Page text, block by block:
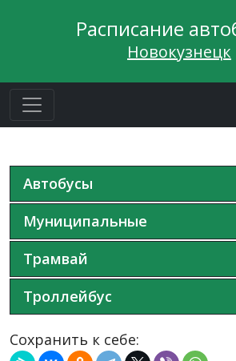
Расписание
Новокузнецк
Сохранить к себе:
Автобусы
Муниципальные
Трамвай
Троллейбус